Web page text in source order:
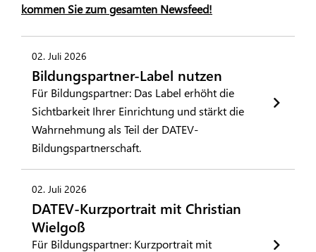
kommen Sie zum gesamten Newsfeed!
02. Juli 2026
Bildungspartner-Label nutzen
Für Bildungspartner: Das Label erhöht die
Sichtbarkeit Ihrer Einrichtung und stärkt die
Wahrnehmung als Teil der DATEV-
Bildungspartnerschaft.
02. Juli 2026
DATEV-Kurzportrait mit Christian
Wielgoß
Für Bildungspartner: Kurzportrait mit